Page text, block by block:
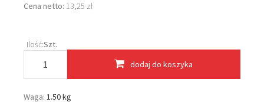
Cena netto: 13,25 zł
Ilość:Szt.
dodaj do koszyka
Waga: 1.50 kg